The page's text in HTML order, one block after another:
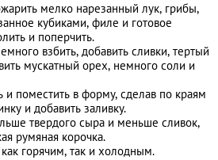
мелко нарезанный лук, грибы,
кубиками, филе и готовое
и поперчить.
взбить, добавить сливки, тертый
мускатный орех, немного соли и
и поместить в форму, сделав по краям
и добавить заливку.
твердого сыра и меньше сливок,
румяная корочка.
горячим, так и холодным.